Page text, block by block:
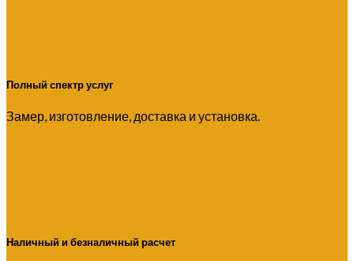
Полный спектр услуг
Замер, изготовление, доставка и установка.
Наличный и безналичный расчет